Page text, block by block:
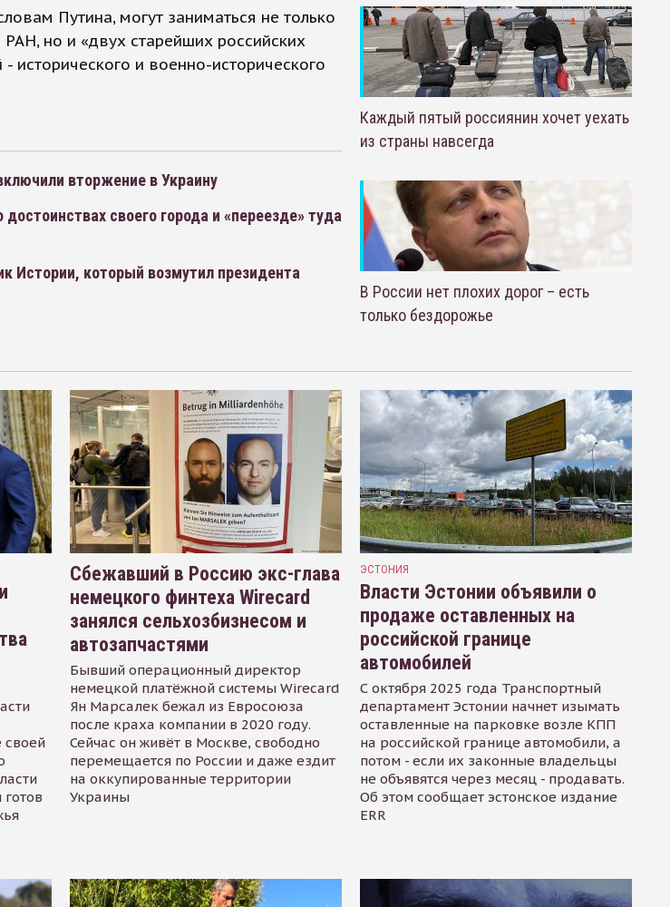
Путина, могут заниматься не только
но и «двух старейших российских
исторического и военно-исторического
вторжение в Украину
своего города и «переезде» туда
Истории, который возмутил президента
Каждый пятый россиянин хочет уехать
из страны навсегда
В России нет плохих дорог – есть
только бездорожье
своей
Сбежавший в Россию экс-глава
немецкого финтеха Wirecard
занялся сельхозбизнесом и
автозапчастями
Бывший операционный директор
немецкой платёжной системы Wirecard
Ян Марсалек бежал из Евросоюза
после краха компании в 2020 году.
Сейчас он живёт в Москве, свободно
перемещается по России и даже ездит
на оккупированные территории
Украины
ЭСТОНИЯ
Власти Эстонии объявили о
продаже оставленных на
российской границе
автомобилей
С октября 2025 года Транспортный
департамент Эстонии начнет изымать
оставленные на парковке возле КПП
на российской границе автомобили, а
потом - если их законные владельцы
не объявятся через месяц - продавать.
Об этом сообщает эстонское издание
ERR